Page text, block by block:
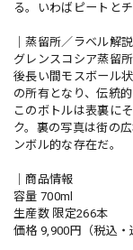
る。いわばピートと
｜蒸留所／ラベル解説
グレンスコシア蒸留
後長い間モスボール
の所有となり、伝統
このボトルは表裏に
ク。裏の写真は街の
ンボル的な存在だ。
｜商品情報
容量 700ml
生産数 限定266本
価格 9,900円（税込・